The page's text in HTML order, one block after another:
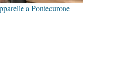
a Pontecurone